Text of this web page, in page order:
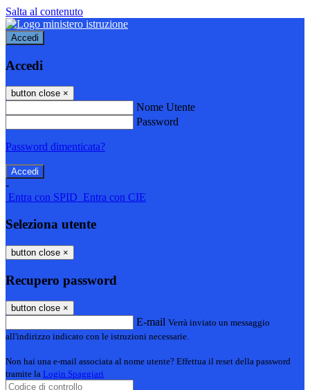
Salta al contenuto
Accedi
Accedi
button close ×
Nome Utente
Password
Password dimenticata?
-
Entra con SPID Entra con CIE
Seleziona utente
button close ×
Recupero password
button close ×
E-mail Verrà inviato un messaggio
all'indirizzo indicato con le istruzioni necessarie.
Non hai una e-mail associata al nome utente? Effettua il reset della password
tramite la Login Spaggiari